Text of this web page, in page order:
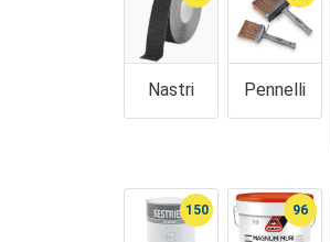
Nastri Pennelli
150 96